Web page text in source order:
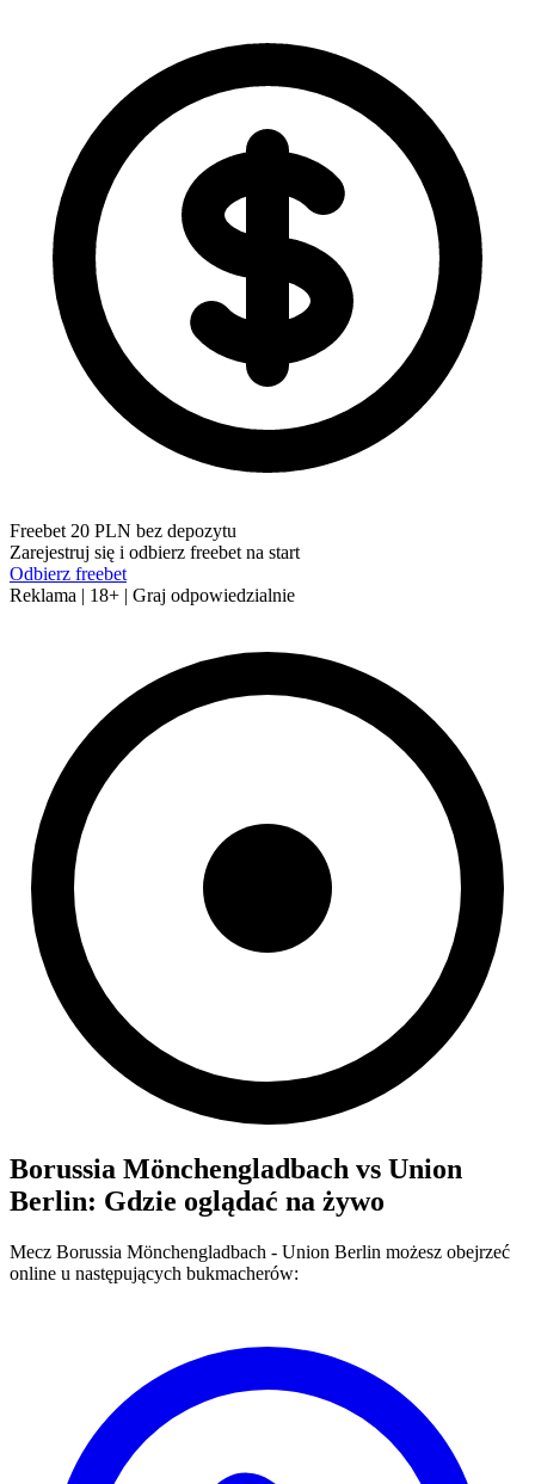
Freebet 20 PLN bez depozytu
Zarejestruj się i odbierz freebet na start
Odbierz freebet
Reklama | 18+ | Graj odpowiedzialnie
Borussia Mönchengladbach vs Union
Berlin: Gdzie oglądać na żywo
Mecz Borussia Mönchengladbach - Union Berlin możesz obejrzeć
online u następujących bukmacherów: